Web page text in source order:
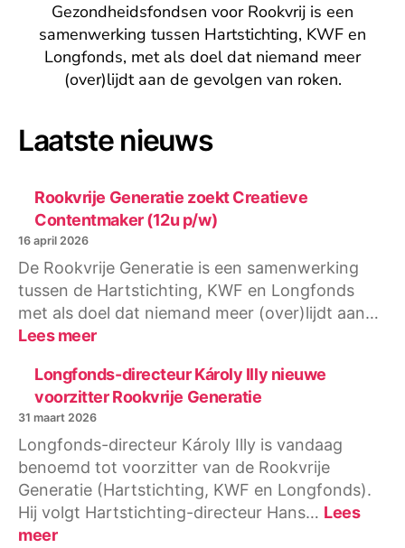
Gezondheidsfondsen voor Rookvrij is een
samenwerking tussen Hartstichting, KWF en
Longfonds, met als doel dat niemand meer
(over)lijdt aan de gevolgen van roken.
Laatste nieuws
Rookvrije Generatie zoekt Creatieve
Contentmaker (12u p/w)
16 april 2026
De Rookvrije Generatie is een samenwerking
tussen de Hartstichting, KWF en Longfonds
met als doel dat niemand meer (over)lijdt aan…
Lees meer:
Generatie
zoekt
Creatieve
(12u
p/w)
Longfonds-directeur Károly Illy nieuwe
voorzitter Rookvrije Generatie
31 maart 2026
Longfonds-directeur Károly Illy is vandaag
benoemd tot voorzitter van de Rookvrije
Generatie (Hartstichting, KWF en Longfonds).
Hij volgt Hartstichting-directeur Hans… Lees
meer: